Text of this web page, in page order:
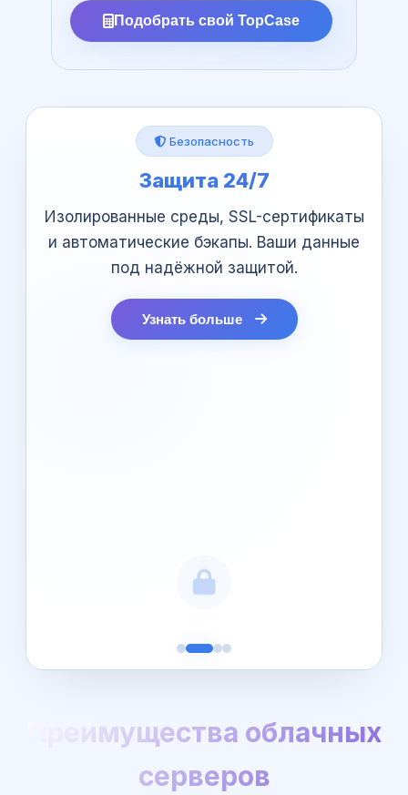
Подобрать свой TopCase
Безопасность
Защита 24/7
Изолированные среды, SSL-сертификаты
и автоматические бэкапы. Ваши данные
под надёжной защитой.
Узнать больше
Преимущества облачных
серверов